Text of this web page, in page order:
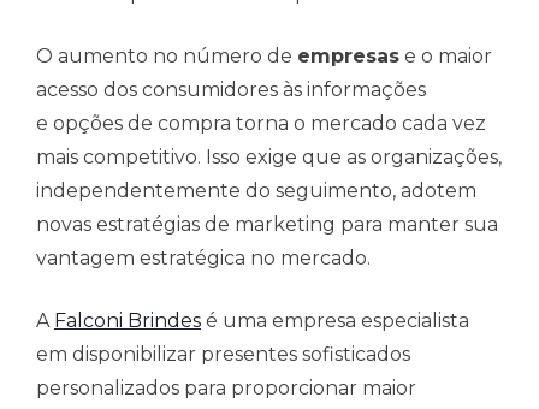
O aumento no número de empresas e o maior
acesso dos consumidores às informações
e opções de compra torna o mercado cada vez
mais competitivo. Isso exige que as organizações,
independentemente do seguimento, adotem
novas estratégias de marketing para manter sua
vantagem estratégica no mercado.
A Falconi Brindes é uma empresa especialista
em disponibilizar presentes sofisticados
personalizados para proporcionar maior